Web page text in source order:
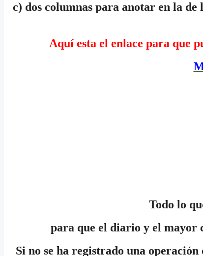
c) dos columnas para anotar en la
Aquí esta el enlace para que
Todo lo
para que el diario y el mayor
Si no se ha registrado una